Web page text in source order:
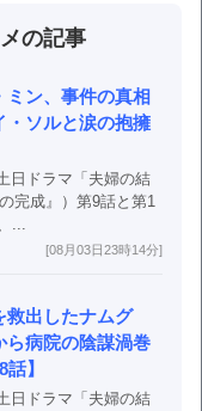
の記事
ミン、事件の真相
・ソルと涙の抱擁
日ドラマ「夫婦の結
完成』）第9話と第1
...
[08月03日23時14分]
救出したナムグ
ら病院の陰謀渦巻
】
日ドラマ「夫婦の結